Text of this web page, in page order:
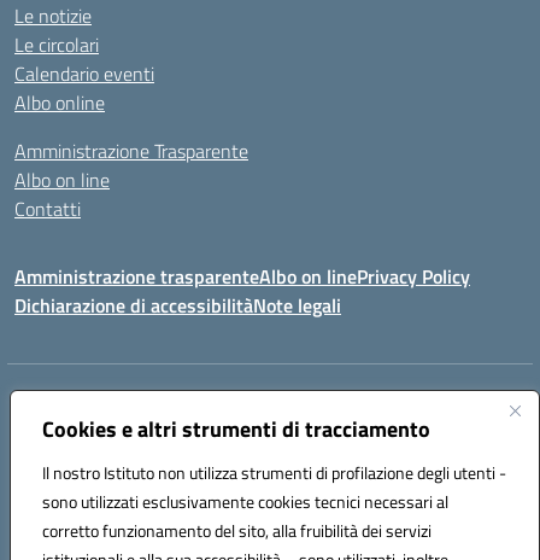
Cookies e altri strumenti di tracciamento
Il nostro Istituto non utilizza strumenti di profilazione degli utenti -
sono utilizzati esclusivamente cookies tecnici necessari al
corretto funzionamento del sito, alla fruibilità dei servizi
Le notizie
Le circolari
Calendario eventi
Albo online
Amministrazione Trasparente
Albo on line
Contatti
Amministrazione trasparenteAlbo on linePrivacy Policy
Dichiarazione di accessibilitàNote legali
Indirizzo:
Centralino:078170786 Email:caic875002@istruzione.it
Codice fiscale: 90027700922
Codice meccanografico:
CAIC875002
Codice unico di fatturazione (CUF): UFVRG0